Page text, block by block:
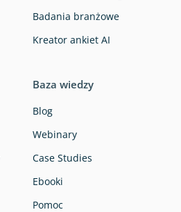
Badania branżowe
Kreator ankiet AI
Baza wiedzy
Blog
Webinary
Case Studies
Ebooki
Pomoc